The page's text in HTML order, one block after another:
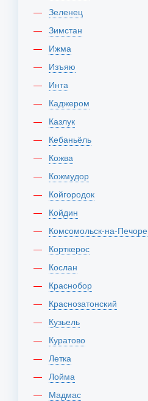
Зеленец
Зимстан
Ижма
Изъяю
Инта
Каджером
Казлук
Кебаньёль
Кожва
Кожмудор
Койгородок
Койдин
Комсомольск-на-Печоре
Корткерос
Кослан
Краснобор
Краснозатонский
Кузьель
Куратово
Летка
Лойма
Мадмас